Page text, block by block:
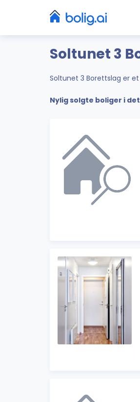
Soltunet 3
Soltunet 3 Borettslag er
Nylig solgte boliger i